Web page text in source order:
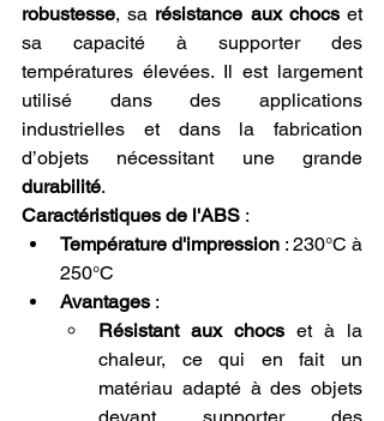
robustesse, sa résistance aux chocs et
sa capacité à supporter des
températures élevées. Il est largement
utilisé dans des applications
industrielles et dans la fabrication
durabilité.
Caractéristiques de l'ABS :
Température d'impression : 230°C à
250°C
Avantages :
Résistant aux chocs et à la
chaleur, ce qui en fait un
matériau adapté à des objets